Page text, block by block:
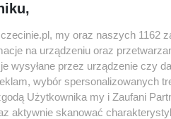
Hubka
wokalne: Maja Koterba
my oraz naszych 1162
na urządzeniu oraz
wysyłane przez urządzenie czy
wybór spersonalizowanych
Użytkownika my i Zaufani
aktywnie skanować